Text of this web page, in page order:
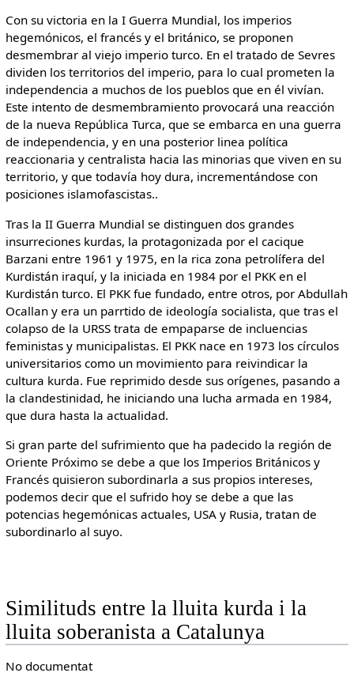
Con su victoria en la I Guerra Mundial, los imperios
hegemónicos, el francés y el británico, se proponen
desmembrar al viejo imperio turco. En el tratado de Sevres
dividen los territorios del imperio, para lo cual prometen la
independencia a muchos de los pueblos que en él vivían.
Este intento de desmembramiento provocará una reacción
de la nueva República Turca, que se embarca en una guerra
de independencia, y en una posterior linea política
reaccionaria y centralista hacia las minorias que viven en su
territorio, y que todavía hoy dura, incrementándose con
posiciones islamofascistas..
Tras la II Guerra Mundial se distinguen dos grandes
insurreciones kurdas, la protagonizada por el cacique
Barzani entre 1961 y 1975, en la rica zona petrolífera del
Kurdistán iraquí, y la iniciada en 1984 por el PKK en el
Kurdistán turco. El PKK fue fundado, entre otros, por Abdullah
Ocallan y era un parrtido de ideología socialista, que tras el
colapso de la URSS trata de empaparse de incluencias
feministas y municipalistas. El PKK nace en 1973 los círculos
universitarios como un movimiento para reivindicar la
cultura kurda. Fue reprimido desde sus orígenes, pasando a
la clandestinidad, he iniciando una lucha armada en 1984,
que dura hasta la actualidad.
Si gran parte del sufrimiento que ha padecido la región de
Oriente Próximo se debe a que los Imperios Británicos y
Francés quisieron subordinarla a sus propios intereses,
podemos decir que el sufrido hoy se debe a que las
potencias hegemónicas actuales, USA y Rusia, tratan de
subordinarlo al suyo.
Similituds entre la lluita kurda i la
lluita soberanista a Catalunya
No documentat